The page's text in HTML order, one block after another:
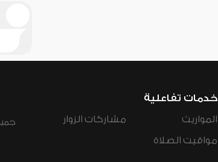
خدمات تفاعلية
المواريث
مواقيت الصلاة
مشاركات الزوار